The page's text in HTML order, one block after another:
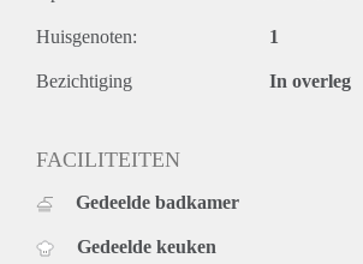
Huisgenoten: 1
Bezichtiging In overleg
FACILITEITEN
Gedeelde badkamer
Gedeelde keuken